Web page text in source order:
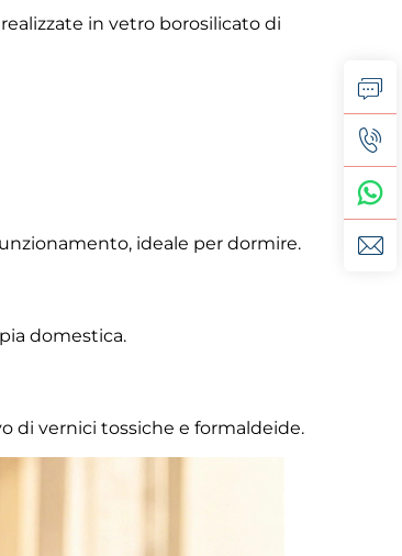
in vetro borosilicato di
ideale per dormire.
domestica.
di vernici tossiche e formaldeide.